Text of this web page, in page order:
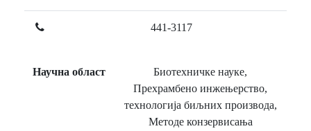
441-3117
Научна област
Биотехничке науке,
Прехрамбено инжењерство,
технологија биљних производа,
Методе конзервисања